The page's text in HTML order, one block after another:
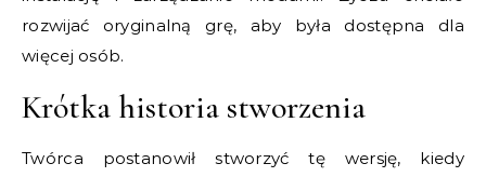
rozwijać oryginalną grę, aby była dostępna dla
więcej osób.
Krótka historia stworzenia
Twórca postanowił stworzyć tę wersję, kiedy